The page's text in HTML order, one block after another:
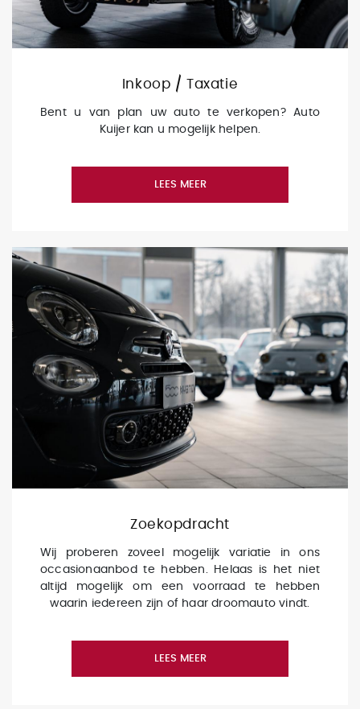
Inkoop / Taxatie
Bent u van plan uw auto te verkopen? Auto
Kuijer kan u mogelijk helpen.
LEES MEER
Zoekopdracht
Wij proberen zoveel mogelijk variatie in ons
occasionaanbod te hebben. Helaas is het niet
altijd mogelijk om een voorraad te hebben
waarin iedereen zijn of haar droomauto vindt.
LEES MEER